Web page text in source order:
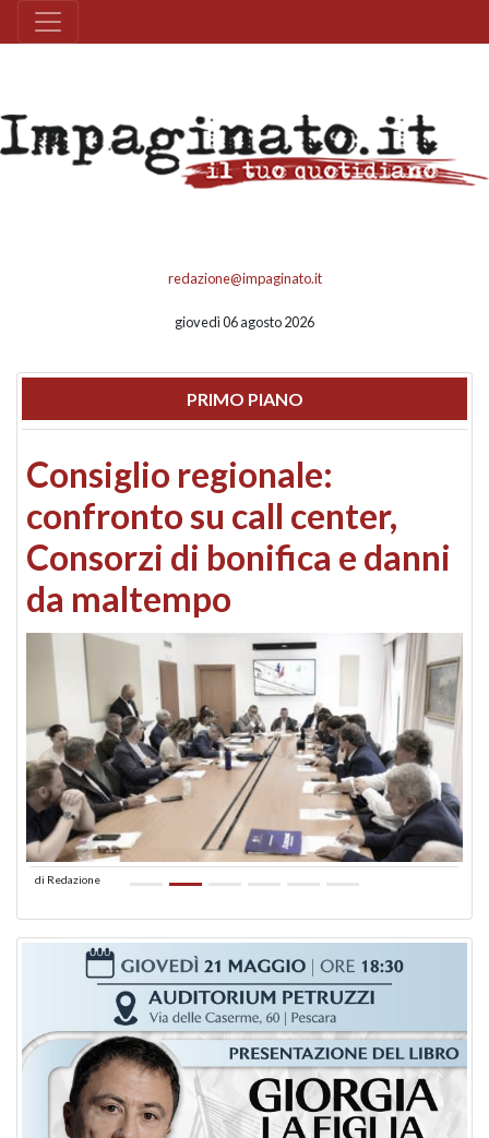
redazione@impaginato.it
giovedì 06 agosto 2026
PRIMO PIANO
Consiglio regionale:
confronto su call center,
Consorzi di bonifica e danni
da maltempo
di Redazione